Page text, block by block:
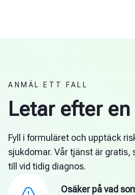
ANMÄL ETT FALL
Letar efter
Fyll i formuläret och upptäck
sjukdomar. Vår tjänst är gratis,
till vid tidig diagnos.
Osäker på vad